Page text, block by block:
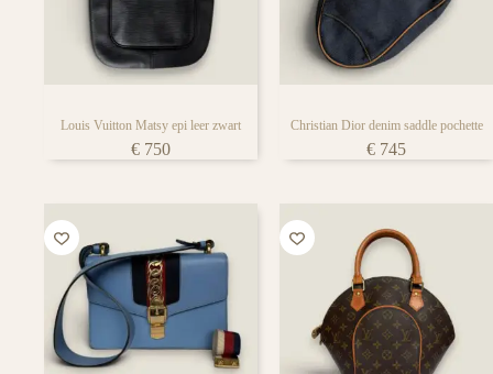
Louis Vuitton Matsy epi leer zwart
€ 750
Christian Dior denim saddle pochette
€ 745